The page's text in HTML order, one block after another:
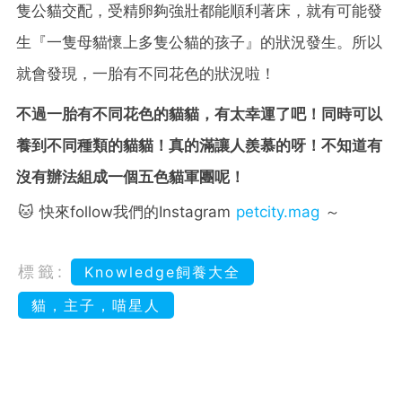
隻公貓交配，受精卵夠強壯都能順利著床，就有可能發
生『一隻母貓懷上多隻公貓的孩子』的狀況發生。所以
就會發現，一胎有不同花色的狀況啦！
不過一胎有不同花色的貓貓，有太幸運了吧！同時可以
養到不同種類的貓貓！真的滿讓人羨慕的呀！不知道有
沒有辦法組成一個五色貓軍團呢！
🐱 快來follow我們的Instagram petcity.mag ～
標籤:
Knowledge飼養大全
貓，主子，喵星人